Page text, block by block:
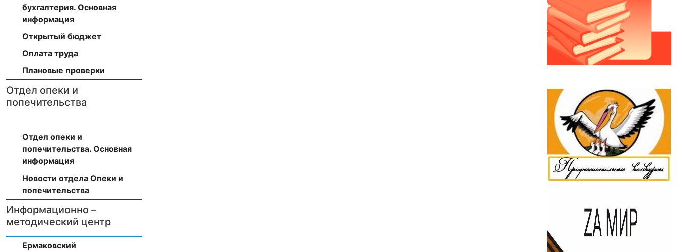
бухгалтерия. Основная
информация
Открытый бюджет
Оплата труда
Плановые проверки
Отдел опеки и
попечительства
Отдел опеки и
попечительства. Основная
информация
Новости отдела Опеки и
попечительства
Информационно –
методический центр
Ермаковский